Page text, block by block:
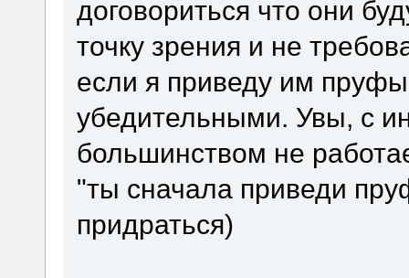
договориться что они
точку зрения и не
если я приведу им
убедительными. Увы, с
большинством не
"ты сначала приведи
придраться)